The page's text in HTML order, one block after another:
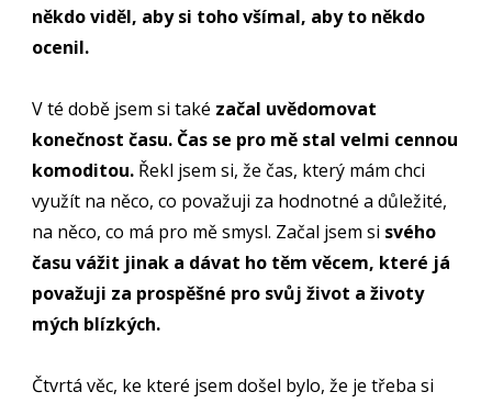
někdo viděl, aby si toho všímal, aby to někdo
ocenil.
V té době jsem si také začal uvědomovat
konečnost času. Čas se pro mě stal velmi cennou
komoditou. Řekl jsem si, že čas, který mám chci
využít na něco, co považuji za hodnotné a důležité,
na něco, co má pro mě smysl. Začal jsem si svého
času vážit jinak a dávat ho těm věcem, které já
považuji za prospěšné pro svůj život a životy
mých blízkých.
Čtvrtá věc, ke které jsem došel bylo, že je třeba si